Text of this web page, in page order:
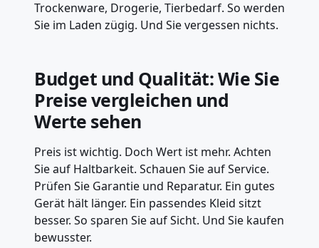
Trockenware, Drogerie, Tierbedarf. So werden
Sie im Laden zügig. Und Sie vergessen nichts.
Budget und Qualität: Wie Sie
Preise vergleichen und
Werte sehen
Preis ist wichtig. Doch Wert ist mehr. Achten
Sie auf Haltbarkeit. Schauen Sie auf Service.
Prüfen Sie Garantie und Reparatur. Ein gutes
Gerät hält länger. Ein passendes Kleid sitzt
besser. So sparen Sie auf Sicht. Und Sie kaufen
bewusster.